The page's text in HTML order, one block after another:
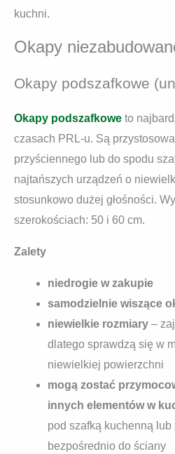
kuchni.
Okapy
Okapy podszafkowe
Okapy podszafkowe to
czasach PRL-u. Są
przyściennego lub do spodu
najtańszych urządzeń o
stosunkowo dużej głośności.
szerokościach: 50 i 60 cm.
Zalety
niedrogie w zakupie
samodzielnie wiszące
niewielkie rozmiary –
dlatego sprawdzą się w
niewielkiej powierzchni
mogą zostać
innych elementów w
pod szafką kuchenną
bezpośrednio do ściany